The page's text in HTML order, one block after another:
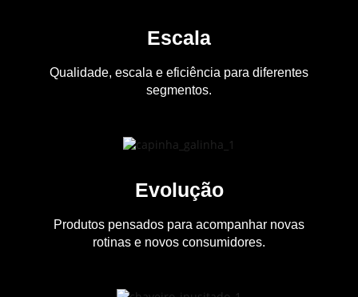
Escala
Qualidade, escala e eficiência para diferentes
segmentos.
Evolução
Produtos pensados para acompanhar novas
rotinas e novos consumidores.